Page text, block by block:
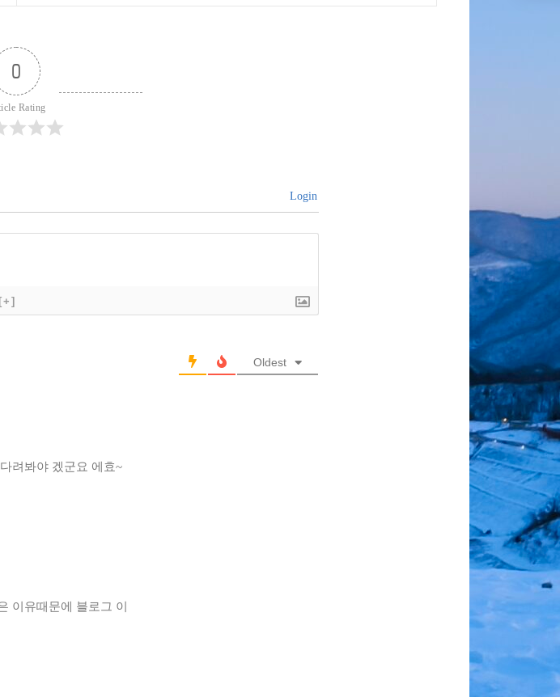
0
Rating
Login
[+]
Oldest
려봐야 겠군요 에효~
이유때문에 블로그 이